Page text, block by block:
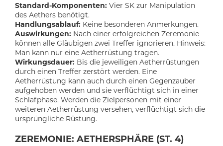
Standard-Komponenten: Vier SK zur Manipulation
des Aethers benötigt.
Handlungsablauf: Keine besonderen Anmerkungen.
Auswirkungen: Nach einer erfolgreichen Zeremonie
können alle Gläubigen zwei Treffer ignorieren. Hinweis:
Man kann nur eine Aetherrüstung tragen.
Wirkungsdauer: Bis die jeweiligen Aetherrüstungen
durch einen Treffer zerstört werden. Eine
Aetherrüstung kann auch durch einen Gegenzauber
aufgehoben werden und sie verflüchtigt sich in einer
Schlafphase. Werden die Zielpersonen mit einer
weiteren Aetherrüstung versehen, verflüchtigt sich die
ursprüngliche Rüstung.
ZEREMONIE: AETHERSPHÄRE (ST. 4)